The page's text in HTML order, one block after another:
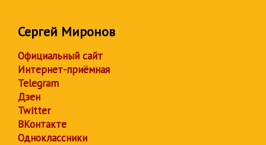
Сергей Миронов
Официальный сайт
Интернет-приёмная
Telegram
Дзен
Twitter
ВКонтакте
Одноклассники